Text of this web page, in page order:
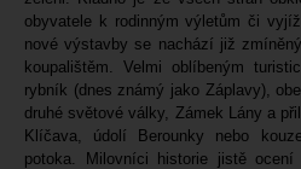
obyvatele k rodinným výletům či
nové výstavby se nachází již
koupalištěm. Velmi oblíbeným
rybník (dnes známý jako Záplavy),
druhé světové války, Zámek Lány a
Klíčava, údolí Berounky nebo
potoka. Milovníci historie jistě